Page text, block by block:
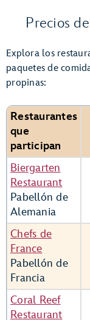
Precios
Explora los
paquetes de
propinas:
Restaurantes
que
participan
Biergarten
Restaurant
Pabellón de
Alemania
Chefs de
France
Pabellón de
Francia
Coral Reef
Restaurant